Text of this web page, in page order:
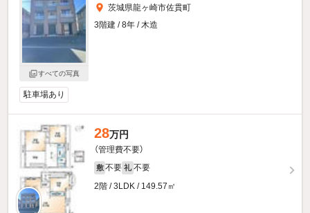
すべての写真
茨城県龍ヶ崎市佐貫町
3階建 / 8年 / 木造
駐車場あり
28万円
（管理費不要）
敷 不要 礼 不要
2階 / 3LDK / 149.57㎡